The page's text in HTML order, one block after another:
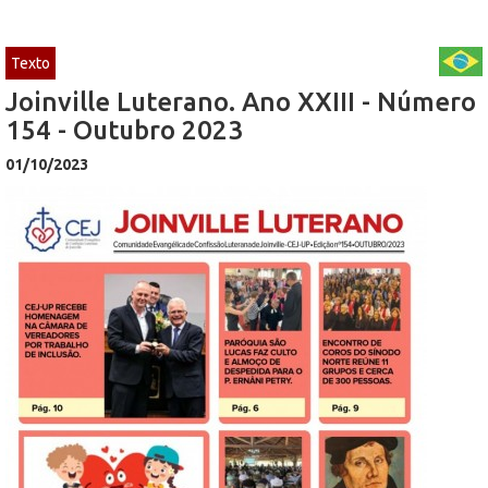
Texto
Joinville Luterano. Ano XXIII - Número
154 - Outubro 2023
01/10/2023